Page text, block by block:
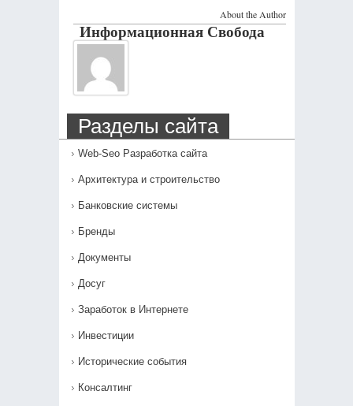
About the Author
Информационная Свобода
Разделы сайта
Web-Seo Разработка сайта
Архитектура и строительство
Банковские системы
Бренды
Документы
Досуг
Заработок в Интернете
Инвестиции
Исторические события
Консалтинг